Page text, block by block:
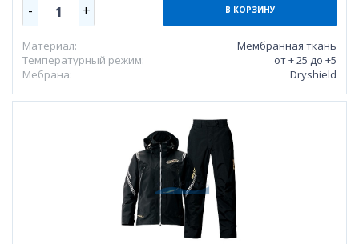
- 1 + В КОРЗИНУ
Материал:
Мембранная ткань
Температурный режим:
от + 25 до +5
Мебрана:
Dryshield